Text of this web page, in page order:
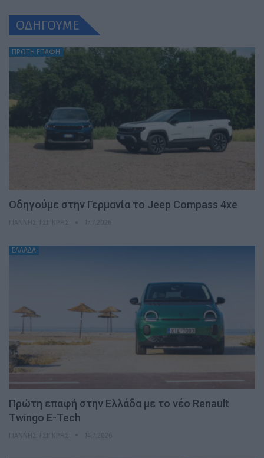
ΟΔΗΓΟΥΜΕ
ΠΡΩΤΗ ΕΠΑΦΗ
Οδηγούμε στην Γερμανία το Jeep Compass 4xe
ΕΛΛΑΔΑ
Πρώτη επαφή στην Ελλάδα με το νέο Renault
Twingo E-Tech